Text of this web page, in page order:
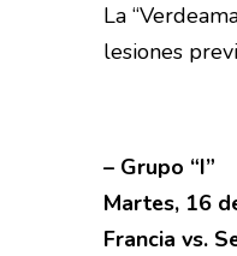
La
lesiones
– Grupo “I”
Martes, 16
Francia vs.